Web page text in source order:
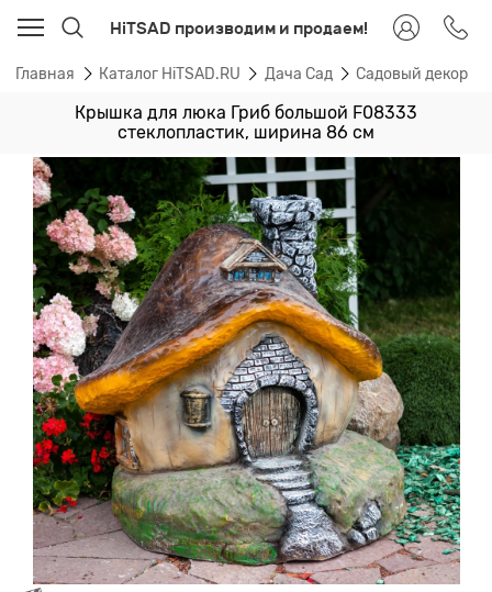
HiTSAD производим и продаем!
Главная Каталог HiTSAD.RU Дача Сад Садовый декор
Крышка для люка Гриб большой F08333
стеклопластик, ширина 86 см